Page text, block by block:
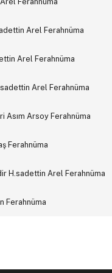
Arel Ferahnüma
Arel Ferahnüma
Arel Ferahnüma
Asım Arsoy Ferahnüma
Ferahnüma
H.sadettin Arel Ferahnüma
Ferahnüma